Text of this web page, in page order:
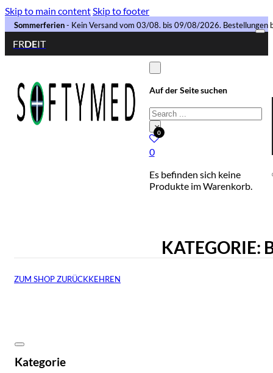
Skip to main contentSkip to footer
Sommerferien - Kein Versand vom 03/08. bis 09/08/2026.
FRDEIT
Auf der Seite suchen
Search
×0
0
Es befinden sich keine
Produkte im Warenkorb.
KATEGORIE:
ZUM SHOP ZURÜCKKEHREN
Kategorie